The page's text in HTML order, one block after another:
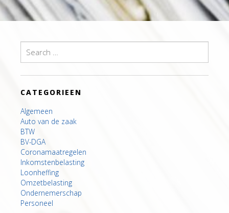
for:
CATEGORIEEN
Algemeen
Auto van de zaak
BTW
BV-DGA
Coronamaatregelen
Inkomstenbelasting
Loonheffing
Omzetbelasting
Ondernemerschap
Personeel